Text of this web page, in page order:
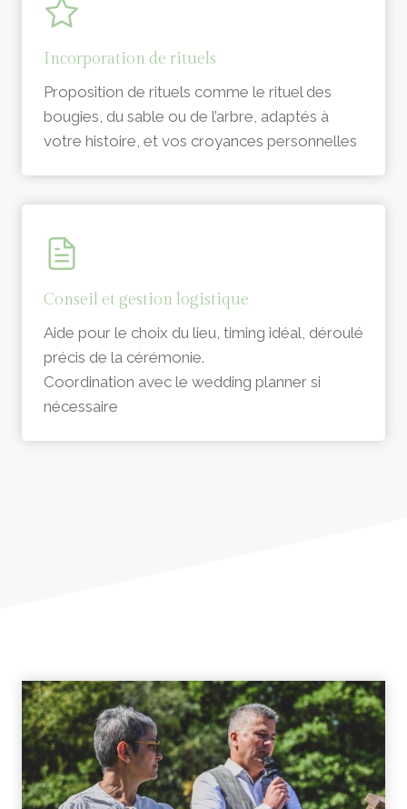
Incorporation de rituels
Proposition de rituels comme le rituel des
bougies, du sable ou de l’arbre, adaptés à
votre histoire, et vos croyances personnelles
Conseil et gestion logistique
Aide pour le choix du lieu, timing idéal, déroulé
précis de la cérémonie.
Coordination avec le wedding planner si
nécessaire